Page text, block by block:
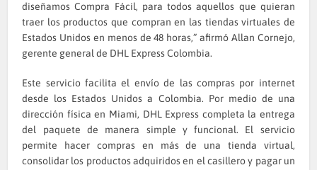
diseñamos Compra Fácil, para todos aquellos que quieran
traer los productos que compran en las tiendas virtuales de
Estados Unidos en menos de 48 horas,” afirmó Allan Cornejo,
gerente general de DHL Express Colombia.
Este servicio facilita el envío de las compras por internet
desde los Estados Unidos a Colombia. Por medio de una
dirección física en Miami, DHL Express completa la entrega
del paquete de manera simple y funcional. El servicio
permite hacer compras en más de una tienda virtual,
consolidar los productos adquiridos en el casillero y pagar un